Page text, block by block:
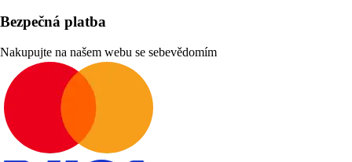
Bezpečná platba
Nakupujte na našem webu se sebevědomím